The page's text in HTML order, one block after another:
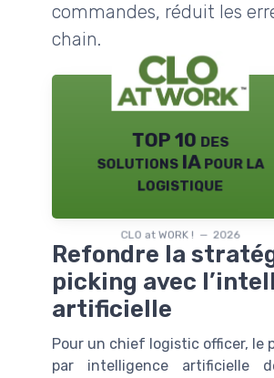
commandes, réduit les
chain.
TOP 10 des
solutions IA pour la
logistique
CLO at WORK ! — 2026
Refondre la
picking avec
artificielle
Pour un chief logistic officer, le
par intelligence artificielle